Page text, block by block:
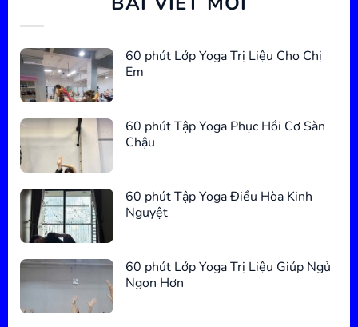
60 phút Lớp Yoga Trị Liệu Cho Chị
Em
60 phút Tập Yoga Phục Hồi Cơ Sàn
Chậu
60 phút Tập Yoga Điều Hòa Kinh
Nguyệt
60 phút Lớp Yoga Trị Liệu Giúp Ngủ
Ngon Hơn